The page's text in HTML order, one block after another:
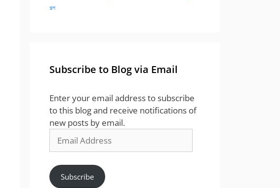
গল্প
Subscribe to Blog via Email
Enter your email address to subscribe
to this blog and receive notifications of
new posts by email.
Address
Subscribe